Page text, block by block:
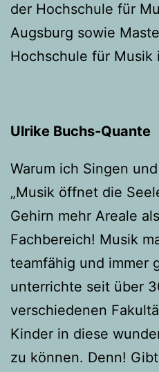
der Hochschule für
Augsburg sowie
Hochschule für Musik
Ulrike Buchs-Quante
Warum ich Singen
„Musik öffnet die
Gehirn mehr Areale
Fachbereich! Musik
teamfähig und immer
unterrichte seit über
verschiedenen
Kinder in diese
zu können. Denn!